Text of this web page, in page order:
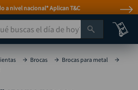
a nivel nacional* Aplican T&C
el día de hoy?
Brocas
Brocas para metal